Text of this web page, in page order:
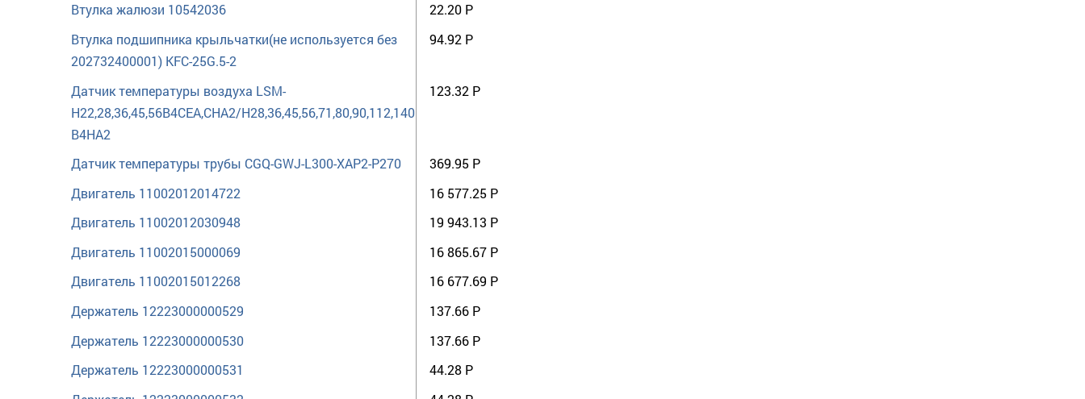
Втулка жалюзи 10542036
22.20 Р
Втулка подшипника крыльчатки(не используется без
202732400001) KFC-25G.5-2
94.92 Р
Датчик температуры воздуха LSM-
H22,28,36,45,56B4CEA,CHA2/H28,36,45,56,71,80,90,112,140
B4HA2
123.32 Р
Датчик температуры трубы CGQ-GWJ-L300-XAP2-P270
369.95 Р
Двигатель 11002012014722
16 577.25 Р
Двигатель 11002012030948
19 943.13 Р
Двигатель 11002015000069
16 865.67 Р
Двигатель 11002015012268
16 677.69 Р
Держатель 12223000000529
137.66 Р
Держатель 12223000000530
137.66 Р
Держатель 12223000000531
44.28 Р